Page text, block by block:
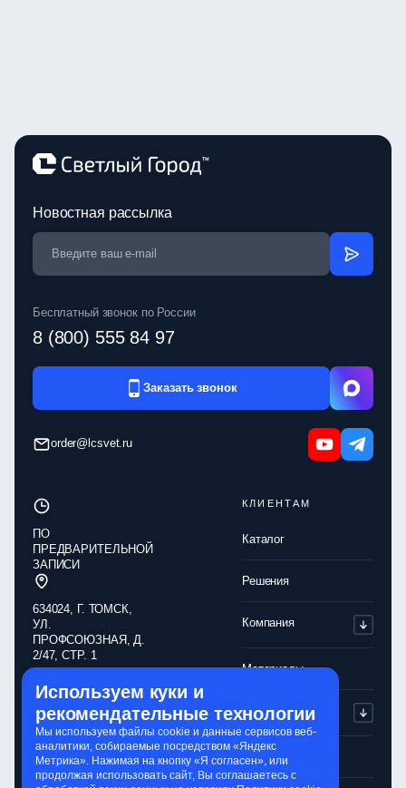
Новостная рассылка
Бесплатный звонок по России
8 (800) 555 84 97
Заказать звонок
order@lcsvet.ru
КЛИЕНТАМ
Каталог
Решения
Компания
Материалы
Партнерам
Контакты
ПО
ПРЕДВАРИТЕЛЬНОЙ
ЗАПИСИ
634024, Г. ТОМСК,
УЛ.
ПРОФСОЮЗНАЯ, Д.
2/47, СТР. 1
Обработка
персональных
данных
Политика
конфиденциальности
Используем куки и
рекомендательные технологии
Мы используем файлы cookie и данные сервисов веб-
аналитики, собираемые посредством «Яндекс
Метрика». Нажимая на кнопку «Я согласен», или
продолжая использовать сайт, Вы соглашаетесь с